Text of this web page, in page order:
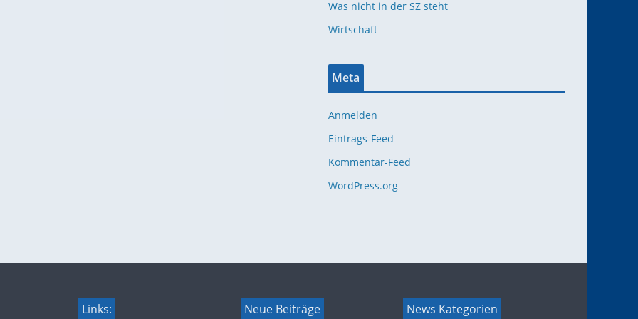
Was nicht in der SZ steht
Wirtschaft
Meta
Anmelden
Eintrags-Feed
Kommentar-Feed
WordPress.org
Links: Neue Beiträge News Kategorien